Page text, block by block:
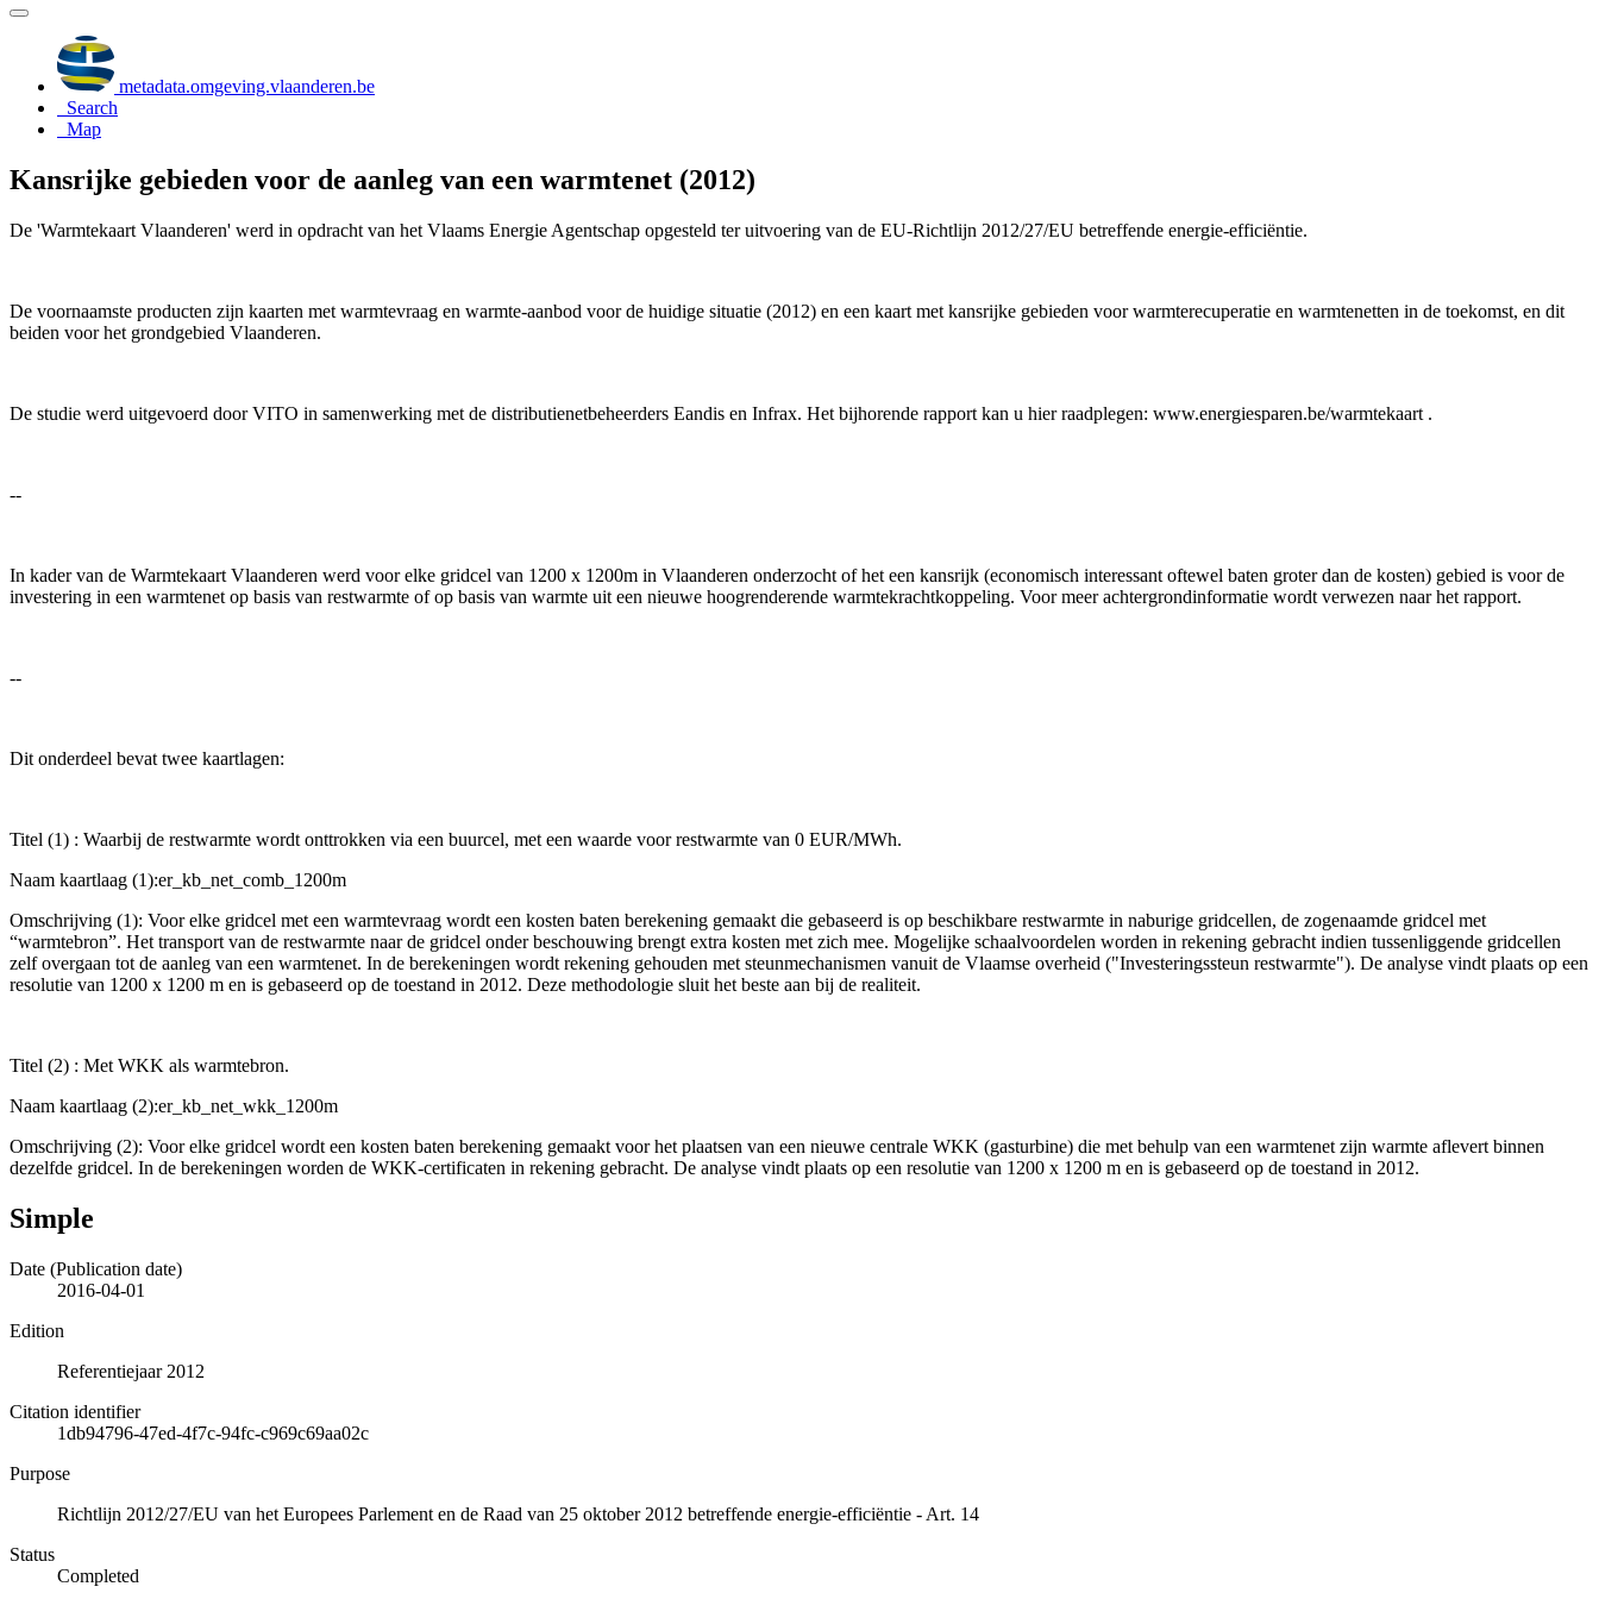
metadata.omgeving.vlaanderen.be
Search
Map
Kansrijke gebieden voor de aanleg van een warmtenet (2012)
De 'Warmtekaart Vlaanderen' werd in opdracht van het Vlaams Energie Agentschap opgesteld ter uitvoering van de EU-Richtlijn 2012/27/EU betreffende energie-efficiëntie.
De voornaamste producten zijn kaarten met warmtevraag en warmte-aanbod voor de huidige situatie (2012) en een kaart met kansrijke gebieden voor warmterecuperatie en warmtenetten in de toekomst, en dit
beiden voor het grondgebied Vlaanderen.
De studie werd uitgevoerd door VITO in samenwerking met de distributienetbeheerders Eandis en Infrax. Het bijhorende rapport kan u hier raadplegen: www.energiesparen.be/warmtekaart .
--
In kader van de Warmtekaart Vlaanderen werd voor elke gridcel van 1200 x 1200m in Vlaanderen onderzocht of het een kansrijk (economisch interessant oftewel baten groter dan de kosten) gebied is voor de
investering in een warmtenet op basis van restwarmte of op basis van warmte uit een nieuwe hoogrenderende warmtekrachtkoppeling. Voor meer achtergrondinformatie wordt verwezen naar het rapport.
--
Dit onderdeel bevat twee kaartlagen:
Titel (1) : Waarbij de restwarmte wordt onttrokken via een buurcel, met een waarde voor restwarmte van 0 EUR/MWh.
Naam kaartlaag (1):er_kb_net_comb_1200m
Omschrijving (1): Voor elke gridcel met een warmtevraag wordt een kosten baten berekening gemaakt die gebaseerd is op beschikbare restwarmte in naburige gridcellen, de zogenaamde gridcel met
“warmtebron”. Het transport van de restwarmte naar de gridcel onder beschouwing brengt extra kosten met zich mee. Mogelijke schaalvoordelen worden in rekening gebracht indien tussenliggende gridcellen
zelf overgaan tot de aanleg van een warmtenet. In de berekeningen wordt rekening gehouden met steunmechanismen vanuit de Vlaamse overheid ("Investeringssteun restwarmte"). De analyse vindt plaats op een
resolutie van 1200 x 1200 m en is gebaseerd op de toestand in 2012. Deze methodologie sluit het beste aan bij de realiteit.
Titel (2) : Met WKK als warmtebron.
Naam kaartlaag (2):er_kb_net_wkk_1200m
Omschrijving (2): Voor elke gridcel wordt een kosten baten berekening gemaakt voor het plaatsen van een nieuwe centrale WKK (gasturbine) die met behulp van een warmtenet zijn warmte aflevert binnen
dezelfde gridcel. In de berekeningen worden de WKK-certificaten in rekening gebracht. De analyse vindt plaats op een resolutie van 1200 x 1200 m en is gebaseerd op de toestand in 2012.
Simple
Date (Publication date)
2016-04-01
Edition
Referentiejaar 2012
Citation identifier
1db94796-47ed-4f7c-94fc-c969c69aa02c
Purpose
Richtlijn 2012/27/EU van het Europees Parlement en de Raad van 25 oktober 2012 betreffende energie-efficiëntie - Art. 14
Status
Completed